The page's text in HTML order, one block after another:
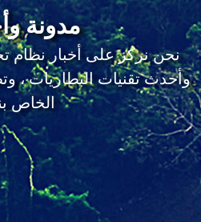
مدونة
نحن نركز على أخبار نظام
الخاص